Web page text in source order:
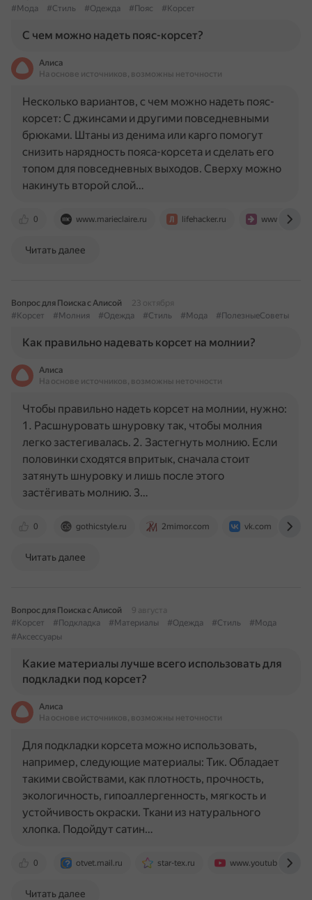
#Мода
#Стиль #Одежда #Пояс #Корсет
С чем можно надеть пояс-корсет?
Алиса
На основе источников, возможны неточности
0 www.marieclaire.ru lifehacker.ru
Несколько вариантов, с чем можно надеть пояс-
корсет: С джинсами и другими повседневными
брюками. Штаны из денима или карго помогут
снизить нарядность пояса-корсета и сделать его
топом для повседневных выходов. Сверху можно
накинуть второй слой…
Читать далее
Вопрос для Поиска с Алисой
23 октября
#Корсет
#Молния #Одежда #Стиль #Мода #ПолезныеСоветы
Как правильно надевать корсет на молнии?
Алиса
На основе источников, возможны неточности
0 gothicstyle.ru 2mimor.com vk.com
Чтобы правильно надеть корсет на молнии, нужно:
1. Расшнуровать шнуровку так, чтобы молния
легко застегивалась. 2. Застегнуть молнию. Если
половинки сходятся впритык, сначала стоит
затянуть шнуровку и лишь после этого
застёгивать молнию. 3…
Читать далее
Вопрос для Поиска с Алисой
9 августа
#Корсет
#Подкладка #Материалы #Одежда #Стиль
#Мода
#Аксессуары
Какие материалы лучше всего использовать для
подкладки под корсет?
Алиса
На основе источников, возможны неточности
0 otvet.mail.ru star-tex.ru www.youtube.com
Для подкладки корсета можно использовать,
например, следующие материалы: Тик. Обладает
такими свойствами, как плотность, прочность,
экологичность, гипоаллергенность, мягкость и
устойчивость окраски. Ткани из натурального
хлопка. Подойдут сатин…
Читать далее